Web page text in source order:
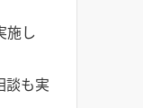
施し
談も実